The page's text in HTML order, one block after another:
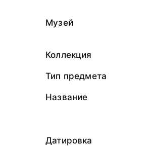
Музей
Коллекция
Тип предмета
Название
Датировка